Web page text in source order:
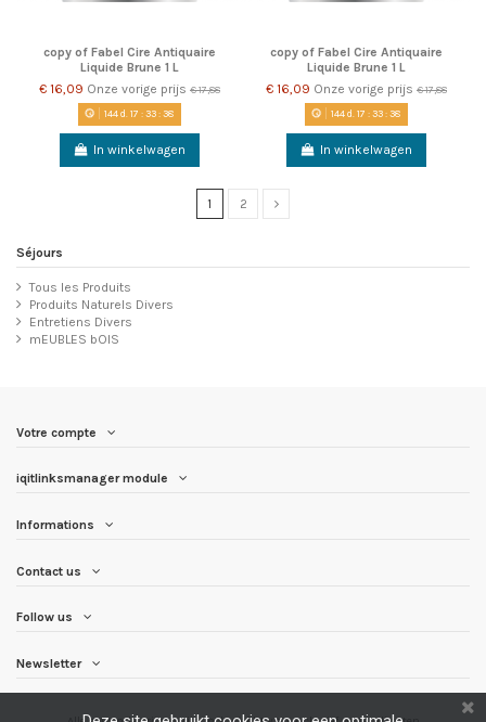
copy of Fabel Cire Antiquaire
Liquide Brune 1 L
€ 16,09 Onze vorige prijs € 17,88
144d.17 :33:38
In winkelwagen
copy of Fabel Cire Antiquaire
Liquide Brune 1 L
€ 16,09 Onze vorige prijs € 17,88
144d.17 :33:38
In winkelwagen
1 2
Séjours
Tous les Produits
Produits Naturels Divers
Entretiens Divers
mEUBLES bOIS
Votre compte
iqitlinksmanager module
Informations
Contact us
Follow us
Newsletter